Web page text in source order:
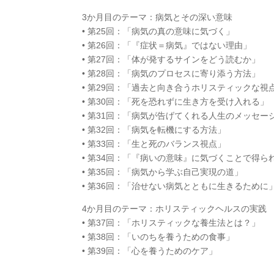
3か月目のテーマ：病気とその深い意味
• 第25回：「病気の真の意味に気づく」
• 第26回：「『症状＝病気』ではない理由」
• 第27回：「体が発するサインをどう読むか」
• 第28回：「病気のプロセスに寄り添う方法」
• 第29回：「過去と向き合うホリスティックな視
• 第30回：「死を恐れずに生き方を受け入れる」
• 第31回：「病気が告げてくれる人生のメッセー
• 第32回：「病気を転機にする方法」
• 第33回：「生と死のバランス視点」
• 第34回：「『病いの意味』に気づくことで得ら
• 第35回：「病気から学ぶ自己実現の道」
• 第36回：「治せない病気とともに生きるために」
4か月目のテーマ：ホリスティックヘルスの実践
• 第37回：「ホリスティックな養生法とは？」
• 第38回：「いのちを養うための食事」
• 第39回：「心を養うためのケア」